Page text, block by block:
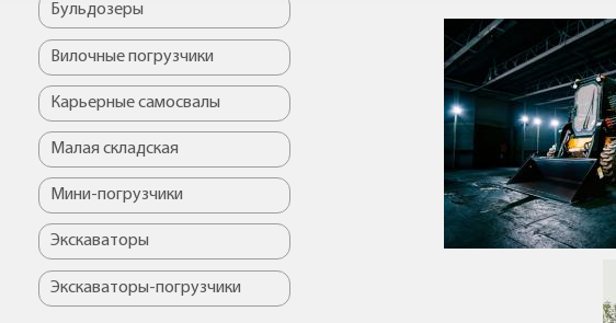
Бульдозеры
Вилочные погрузчики
Карьерные самосвалы
Малая складская
Мини-погрузчики
Экскаваторы
Экскаваторы-погрузчики